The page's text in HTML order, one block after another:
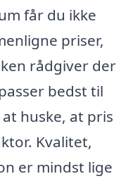
får du ikke
priser,
rådgiver der
bedst til
huske, at pris
Kvalitet,
er mindst lige